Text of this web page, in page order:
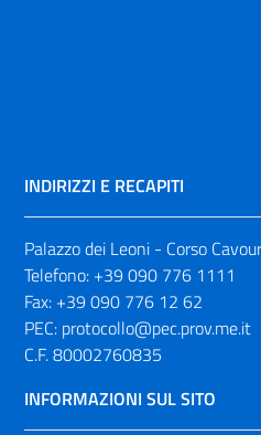
INDIRIZZI E RECAPITI
Palazzo dei Leoni - Corso
Telefono: +39 090 776 1111
Fax: +39 090 776 12 62
PEC: protocollo@pec.prov.me.it
C.F. 80002760835
INFORMAZIONI SUL SITO